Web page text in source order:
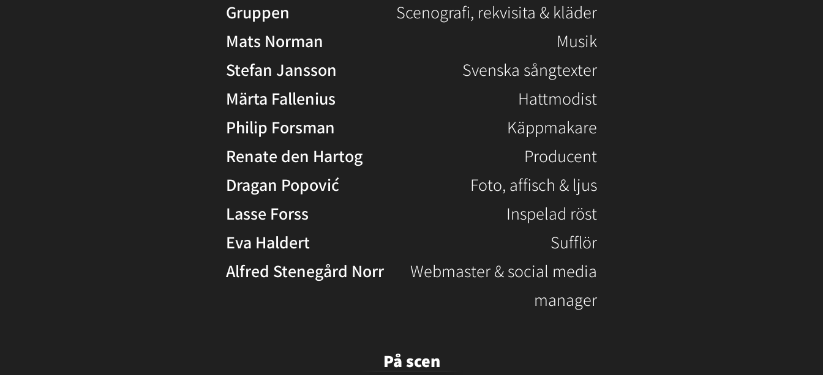
Gruppen
Mats Norman
Stefan Jansson
Märta Fallenius
Philip Forsman
Renate den Hartog
Dragan Popović
Lasse Forss
Eva Haldert
Alfred Stenegård Norr
Scenografi, rekvisita & kläder
Musik
Svenska sångtexter
Hattmodist
Käppmakare
Producent
Foto, affisch & ljus
Inspelad röst
Sufflör
Webmaster & social media
manager
På scen